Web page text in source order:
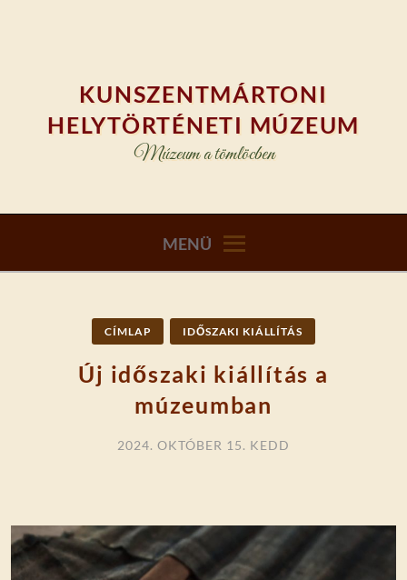
KUNSZENTMÁRTONI
HELYTÖRTÉNETI MÚZEUM
Múzeum a tömlöcben
MENÜ
CÍMLAP IDŐSZAKI KIÁLLÍTÁS
Új időszaki kiállítás a
múzeumban
2024. OKTÓBER 15. KEDD